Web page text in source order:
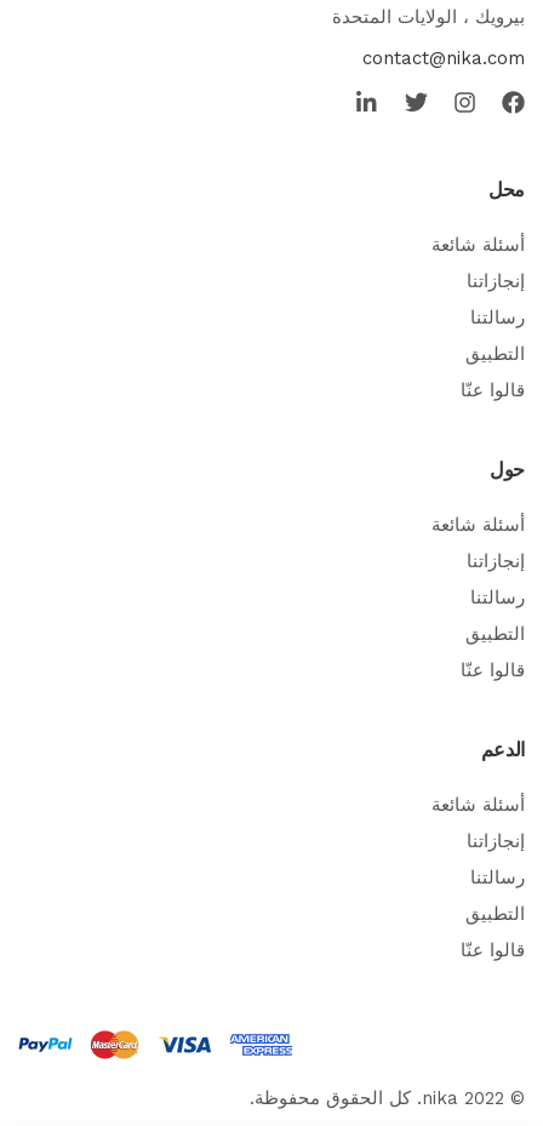
بيرويك ، الولايات المتحدة
contact@nika.com
محل
أسئلة شائعة
إنجازاتنا
رسالتنا
التطبيق
قالوا عنّا
حول
أسئلة شائعة
إنجازاتنا
رسالتنا
التطبيق
قالوا عنّا
الدعم
أسئلة شائعة
إنجازاتنا
رسالتنا
التطبيق
قالوا عنّا
© 2022 nika. كل الحقوق محفوظة.